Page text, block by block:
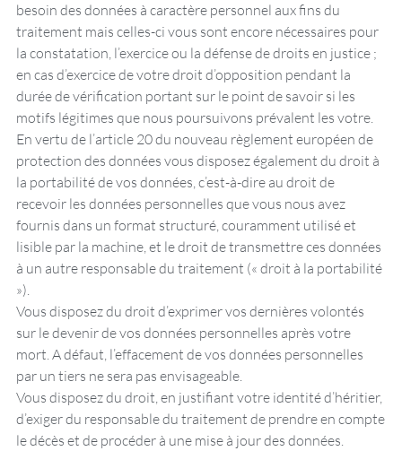
besoin des données à caractère personnel aux fins du
traitement mais celles-ci vous sont encore nécessaires pour
la constatation, l’exercice ou la défense de droits en justice ;
en cas d’exercice de votre droit d’opposition pendant la
durée de vérification portant sur le point de savoir si les
motifs légitimes que nous poursuivons prévalent les votre.
En vertu de l’article 20 du nouveau règlement européen de
protection des données vous disposez également du droit à
la portabilité de vos données, c’est-à-dire au droit de
recevoir les données personnelles que vous nous avez
fournis dans un format structuré, couramment utilisé et
lisible par la machine, et le droit de transmettre ces données
à un autre responsable du traitement (« droit à la portabilité
»).
Vous disposez du droit d’exprimer vos dernières volontés
sur le devenir de vos données personnelles après votre
mort. A défaut, l’effacement de vos données personnelles
par un tiers ne sera pas envisageable.
Vous disposez du droit, en justifiant votre identité d’héritier,
d’exiger du responsable du traitement de prendre en compte
le décès et de procéder à une mise à jour des données.